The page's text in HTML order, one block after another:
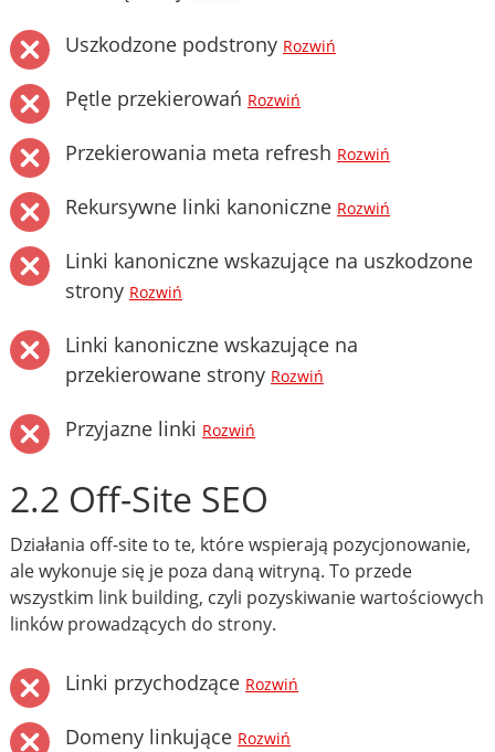
Uszkodzone podstrony Rozwiń
Pętle przekierowań Rozwiń
Przekierowania meta refresh Rozwiń
Rekursywne linki kanoniczne Rozwiń
Linki kanoniczne wskazujące na uszkodzone
strony Rozwiń
Linki kanoniczne wskazujące na
przekierowane strony Rozwiń
Przyjazne linki Rozwiń
2.2 Off-Site SEO
Działania off-site to te, które wspierają pozycjonowanie,
ale wykonuje się je poza daną witryną. To przede
wszystkim link building, czyli pozyskiwanie wartościowych
linków prowadzących do strony.
Linki przychodzące Rozwiń
Domeny linkujące Rozwiń